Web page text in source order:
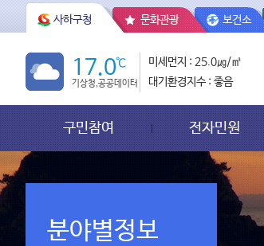
사하구청 문화관광 보건소
17.0℃
기상청,공공데이터
미세먼지 : 25.0㎍/㎥
대기환경지수 : 좋음
구민참여 전자민원
분야별정보